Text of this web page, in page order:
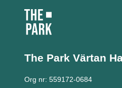
The Park Värtan
Org nr: 559172-0684